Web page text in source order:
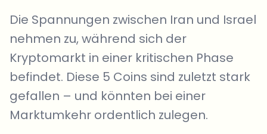
Die Spannungen zwischen Iran und Israel
nehmen zu, während sich der
Kryptomarkt in einer kritischen Phase
befindet. Diese 5 Coins sind zuletzt stark
gefallen – und könnten bei einer
Marktumkehr ordentlich zulegen.